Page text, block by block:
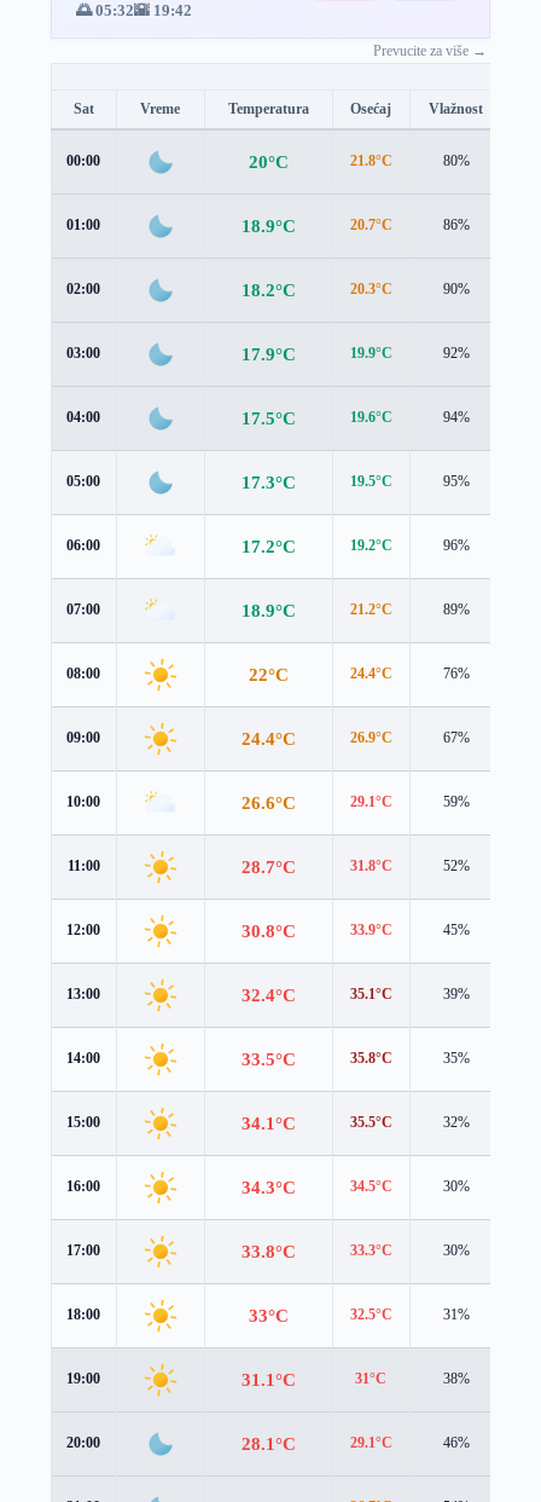
🌅 05:32🌇 19:42
Prevucite za više →
Sat Vreme Temperatura Osećaj Vlažnost
00:00 20°C 21.8°C 80%
01:00 18.9°C 20.7°C 86%
02:00 18.2°C 20.3°C 90%
03:00 17.9°C 19.9°C 92%
04:00 17.5°C 19.6°C 94%
05:00 17.3°C 19.5°C 95%
06:00 17.2°C 19.2°C 96%
07:00 18.9°C 21.2°C 89%
08:00 22°C 24.4°C 76%
09:00 24.4°C 26.9°C 67%
10:00 26.6°C 29.1°C 59%
11:00 28.7°C 31.8°C 52%
12:00 30.8°C 33.9°C 45%
13:00 32.4°C 35.1°C 39%
14:00 33.5°C 35.8°C 35%
15:00 34.1°C 35.5°C 32%
16:00 34.3°C 34.5°C 30%
17:00 33.8°C 33.3°C 30%
18:00 33°C 32.5°C 31%
19:00 31.1°C 31°C 38%
20:00 28.1°C 29.1°C 46%